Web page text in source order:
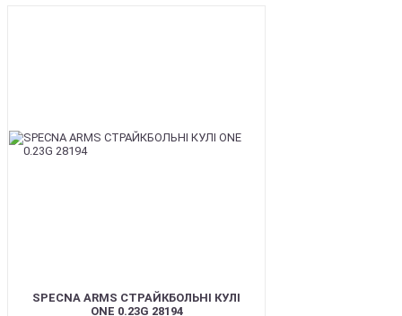
SPECNA ARMS СТРАЙКБОЛЬНІ КУЛІ
ONE 0.23G 28194